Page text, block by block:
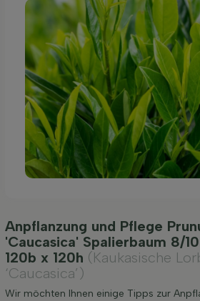
Anpflanzung und Pflege
'Caucasica' Spalierbaum 8/
120b x 120h (Kaukasische
‘Caucasica’)
Wir möchten Ihnen einige Tipps zur